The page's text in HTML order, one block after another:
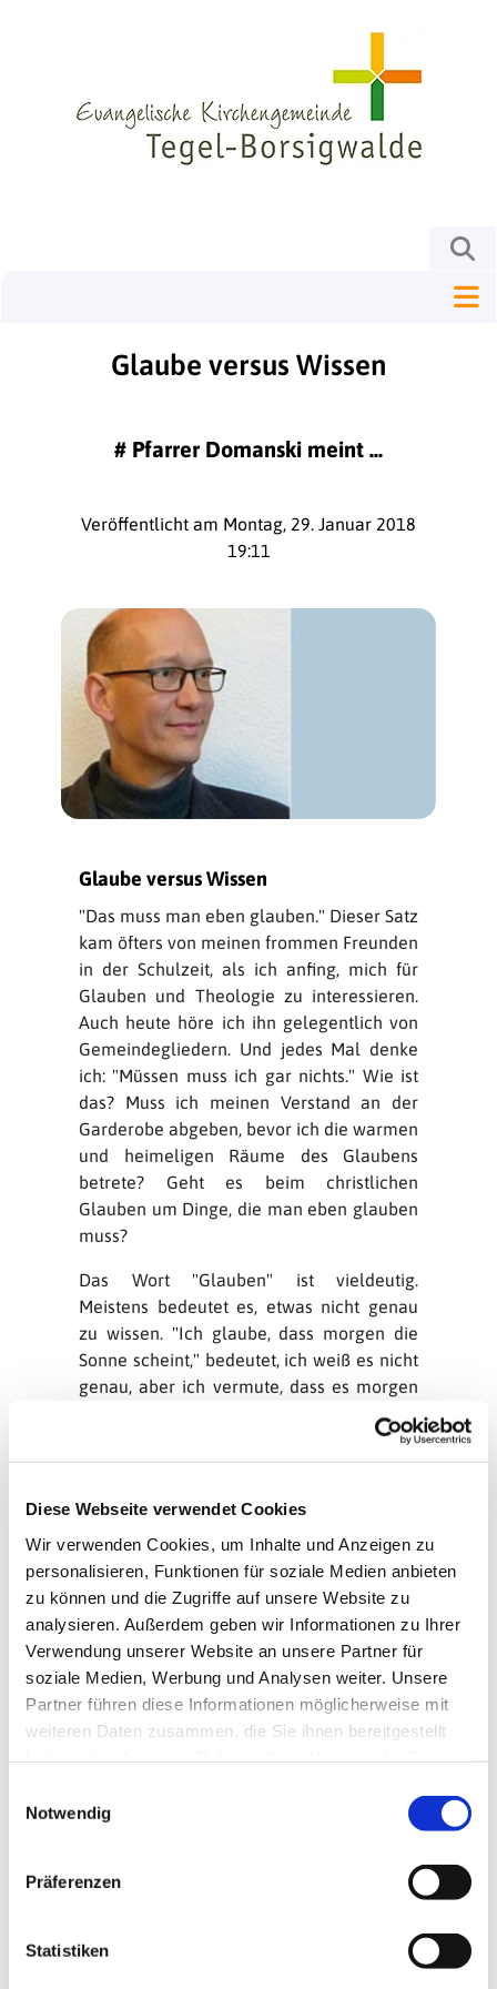
Diese Webseite verwendet Cookies
Wir verwenden Cookies, um Inhalte und Anzeigen zu
personalisieren, Funktionen für soziale Medien anbieten
zu können und die Zugriffe auf unsere Website zu
analysieren. Außerdem geben wir Informationen zu Ihrer
Verwendung unserer Website an unsere Partner für
soziale Medien, Werbung und Analysen weiter. Unsere
Partner führen diese Informationen möglicherweise mit
weiteren Daten zusammen, die Sie ihnen bereitgestellt
Notwendig
Präferenzen
Statistiken
Glaube versus Wissen
# Pfarrer Domanski meint ...
Veröffentlicht am Montag, 29. Januar 2018
19:11
Glaube versus Wissen
"Das muss man eben glauben." Dieser Satz
kam öfters von meinen frommen Freunden
in der Schulzeit, als ich anfing, mich für
Glauben und Theologie zu interessieren.
Auch heute höre ich ihn gelegentlich von
Gemeindegliedern. Und jedes Mal denke
ich: "Müssen muss ich gar nichts." Wie ist
das? Muss ich meinen Verstand an der
Garderobe abgeben, bevor ich die warmen
und heimeligen Räume des Glaubens
betrete? Geht es beim christlichen
Glauben um Dinge, die man eben glauben
muss?
Das Wort "Glauben" ist vieldeutig.
Meistens bedeutet es, etwas nicht genau
zu wissen. "Ich glaube, dass morgen die
Sonne scheint," bedeutet, ich weiß es nicht
genau, aber ich vermute, dass es morgen
schönes Wetter gibt. In den Original-
Sprachen der Bibel, Hebräisch und
Griechisch, bedeuten "Glaube" und
Deutschen. "Ich glaube dir." bedeutet: "Ich
vertraue dir."
Beim christlichen Glauben geht es nicht
darum, etwas Fragwürdiges für wahr zu
halten, sondern Jesus zu vertrauen. Es
geht nicht darum, was ich glaube, sondern
wemich glaube.
Für mich ist Jesus vertrauenswürdig -
glaubwürdig. Glaubwürdig in seiner Liebe
zu den Menschen, die von anderen
verachtet wurden. Glaubwürdig in seinem
zum Schluss. Glaubwürdig auch in seiner
Frustration darüber, dass manchmal nicht
worum es ihm geht. Ihm glaube ich.